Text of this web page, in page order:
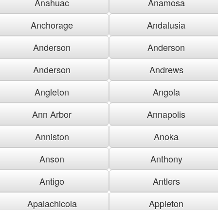
Anchorage
Andalusia
Anderson
Anderson
Anderson
Andrews
Angleton
Angola
Ann Arbor
Annapolis
Anniston
Anoka
Anson
Anthony
Antigo
Antlers
Apalachicola
Appleton